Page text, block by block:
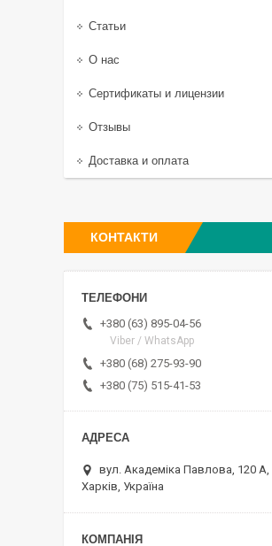
Статьи
О нас
Сертификаты и лицензии
Отзывы
Доставка и оплата
КОНТАКТИ
+380 (63) 895-04-56
Viber / WhatsApp
+380 (68) 275-93-90
+380 (75) 515-41-53
вул. Академіка Павлова, 120 А,
Харків, Україна